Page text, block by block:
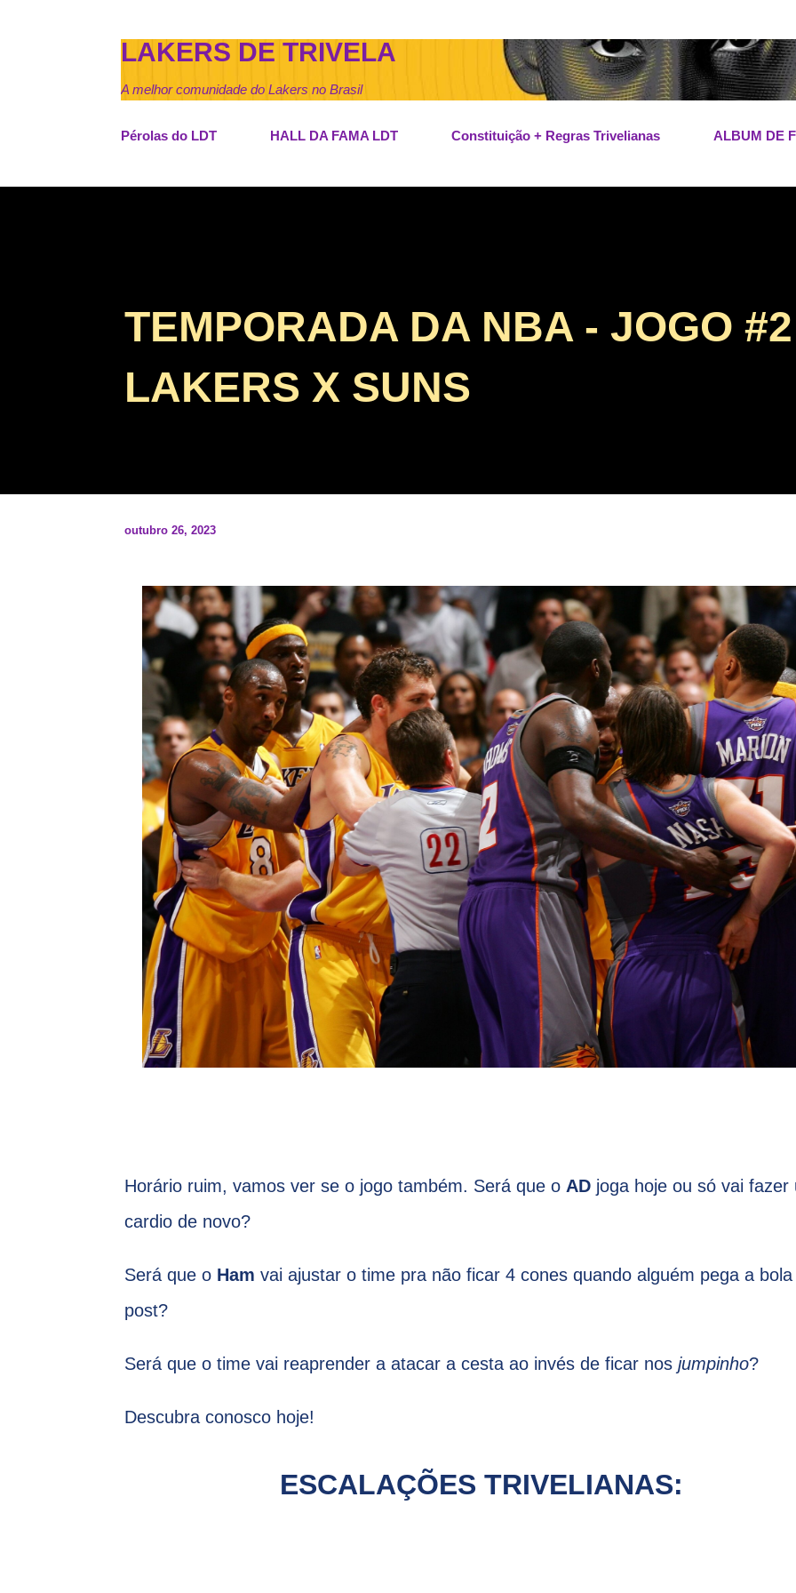
LAKERS DE TRIVELA
A melhor comunidade do Lakers no Brasil
Pérolas do LDT HALL DA FAMA LDT Constituição + Regras Trivelianas ALBUM DE
TEMPORADA DA NBA - JOGO
LAKERS X SUNS
outubro 26, 2023
Horário ruim, vamos ver se o jogo também. Será que o AD joga hoje ou só vai fazer
cardio de novo?
Será que o Ham vai ajustar o time pra não ficar 4 cones quando alguém pega a
post?
Será que o time vai reaprender a atacar a cesta ao invés de ficar nos jumpinho?
Descubra conosco hoje!
ESCALAÇÕES TRIVELIANAS: